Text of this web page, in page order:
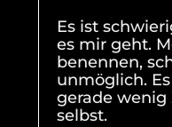
Es ist
es mir geht.
benennen,
unmöglich.
gerade
selbst.